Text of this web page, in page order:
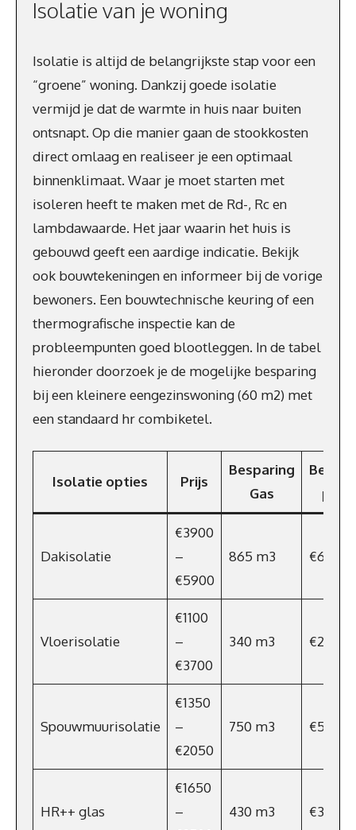
Isolatie van je woning
Isolatie is altijd de belangrijkste stap voor een
“groene” woning. Dankzij goede isolatie
vermijd je dat de warmte in huis naar buiten
ontsnapt. Op die manier gaan de stookkosten
direct omlaag en realiseer je een optimaal
binnenklimaat. Waar je moet starten met
isoleren heeft te maken met de Rd-, Rc en
lambdawaarde. Het jaar waarin het huis is
gebouwd geeft een aardige indicatie. Bekijk
ook bouwtekeningen en informeer bij de vorige
bewoners. Een bouwtechnische keuring of een
thermografische inspectie kan de
probleempunten goed blootleggen. In de tabel
hieronder doorzoek je de mogelijke besparing
bij een kleinere eengezinswoning (60 m2) met
een standaard hr combiketel.
Isolatie opties Prijs
Besparing
Gas
p/
Dakisolatie
€3900
–
€5900
865 m3 €623
Vloerisolatie
€1100
–
€3700
340 m3 €245
Spouwmuurisolatie
€1350
–
€2050
750 m3 €540
HR++ glas
€1650
–
430 m3 €309,6